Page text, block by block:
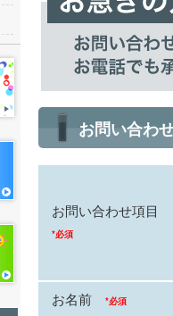
お問い合わ
お問い合わせ項目
*必須
お名前 *必須